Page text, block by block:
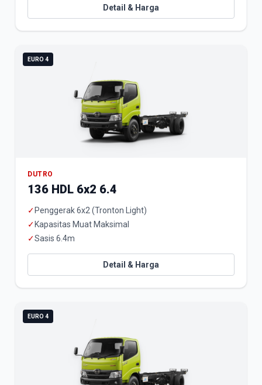
Detail & Harga
EURO 4
DUTRO
136 HDL 6x2 6.4
✓ Penggerak 6x2 (Tronton Light)
✓ Kapasitas Muat Maksimal
✓Sasis 6.4m
Detail & Harga
EURO 4